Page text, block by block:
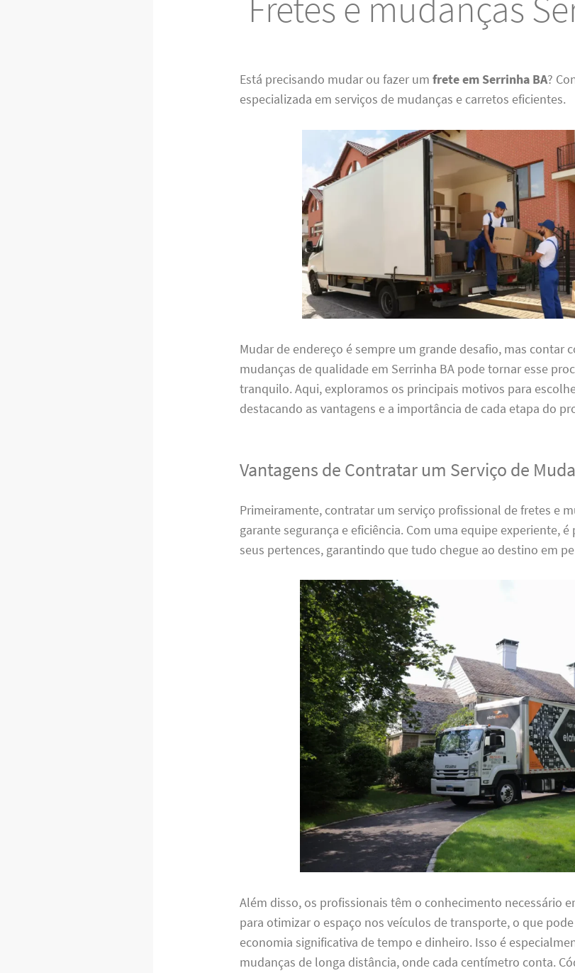
Está precisando mudar ou fazer umfrete em Serrinha BA?
especializada em serviços de mudanças e carretos eficientes.
Mudar de endereço é sempre um grande desafio, mas contar
mudanças de qualidade em Serrinha BA pode tornar esse
tranquilo. Aqui, exploramos os principais motivos para
destacando as vantagens e a importância de cada etapa do
Vantagens de Contratar um Serviço de
Primeiramente, contratar um serviço profissional de fretes e
garante segurança e eficiência. Com uma equipe experiente,
seus pertences, garantindo que tudo chegue ao destino em
Além disso, os profissionais têm o conhecimento necessário
para otimizar o espaço nos veículos de transporte, o que
economia significativa de tempo e dinheiro. Isso é
mudanças de longa distância, onde cada centímetro conta.